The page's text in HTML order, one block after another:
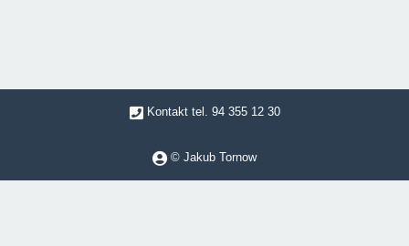
Kontakt tel. 94 355 12 30
© Jakub Tornow